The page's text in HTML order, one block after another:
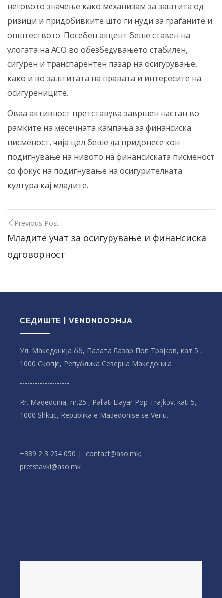
неговото значење како механизам за заштита од
ризици и придобивките што ги нуди за граѓаните и
општеството. Посебен акцент беше ставен на
улогата на АСО во обезбедувањето стабилен,
сигурен и транспарентен пазар на осигурување,
како и во заштитата на правата и интересите на
осигурениците.
Оваа активност претставува завршен настан во
рамките на месечната кампања за финансиска
писменост, чија цел беше да придонесе кон
подигнување на нивото на финансиската писменост
со фокус на подигнување на осигурителната
култура кај младите.
Previous Post
Младите учат за осигурување и финансиска
одговорност
СЕДИШТЕ | VENDNDODHJA
Ул. Македонија бб, Палата Лазар Поп Трајков, кат 5 ,
1000 Скопје, Република Северна Македонијa
--------------------
Rr. Maqedonia, nr.25 , Pallati Llayar Pop Trajkov. kati 5,
1000 Shkup, Republika e Maqedonisë së Veriut
--------------------
+389 2 3 254 050 | contact@aso.mk;
pretstavki@aso.mk